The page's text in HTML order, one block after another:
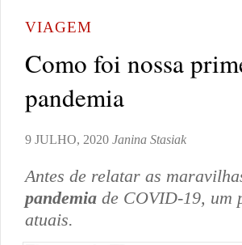
VIAGEM
Como foi nossa
pandemia
9 JULHO, 2020 Janina Stasiak
Antes de relatar as
pandemia de COVID-19, um
atuais.